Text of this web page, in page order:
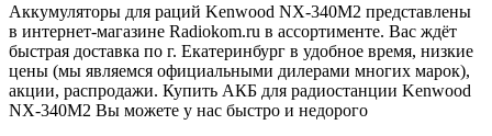
Аккумуляторы для раций Kenwood NX-340M2 представлены
в интернет-магазине Radiokom.ru в ассортименте. Вас ждёт
быстрая доставка по г. Екатеринбург в удобное время, низкие
цены (мы являемся официальными дилерами многих марок),
акции, распродажи. Купить АКБ для радиостанции Kenwood
NX-340M2 Вы можете у нас быстро и недорого